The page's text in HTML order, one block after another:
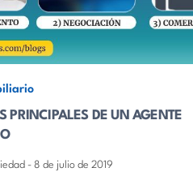
PRINCIPALES DE UN AGENTE
- 8 de julio de 2019